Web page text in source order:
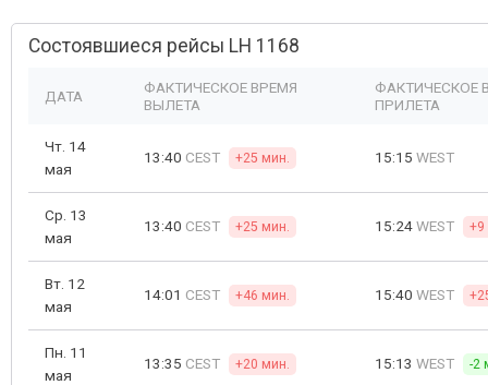
Состоявшиеся рейсы LH 1168
ДАТА
ФАКТИЧЕСКОЕ ВРЕМЯ
ВЫЛЕТА
ФАКТИЧЕСКОЕ
ПРИЛЕТА
Чт. 14
мая
13:40 CEST +25 мин. 15:15 WEST
Ср. 13
мая
13:40 CEST +25 мин. 15:24WEST +9
Вт. 12
мая
14:01 CEST +46 мин. 15:40 WEST
Пн. 11
мая
13:35 CEST +20 мин. 15:13 WEST -2